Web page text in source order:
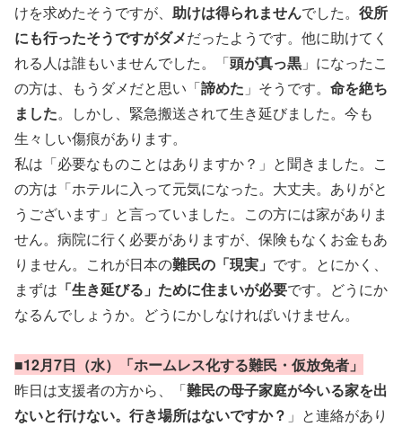
けを求めたそうですが、 助けは得られませんでした。 役所
にも行ったそうですがダメだったようです。他に助けてく
れる人は誰もいませんでした。「頭が真っ黒 」になったこ
の方は、もうダメだと思い「諦めた 」そうです。 命を絶ち
ました。しかし、緊急搬送されて生き延びました。今も
生々しい傷痕があります。
私は「必要なものことはありますか？」と聞きました。こ
の方は「ホテルに入って元気になった。大丈夫。ありがと
うございます」と言っていました。この方には家がありま
せん。病院に行く必要がありますが、保険もなくお金もあ
りません。これが日本の難民の「現実」 です。とにかく、
まずは 「生き延びる」ために住まいが必要です。どうにか
なるんでしょうか。どうにかしなければいけません。
■12月7日（水）「ホームレス化する難民・仮放免者」
昨日は支援者の方から、「難民の母子家庭が今いる家を出
ないと行けない。行き場所はないですか？ 」と連絡があり